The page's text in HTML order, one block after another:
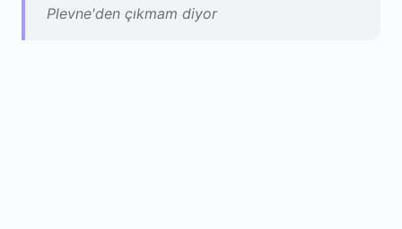
Plevne'den çıkmam diyor